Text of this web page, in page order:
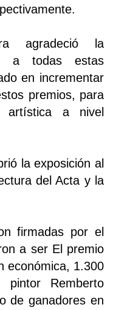
agradeció la
a todas estas
en incrementar
premios, para
artística a nivel
la exposición al
del Acta y la
firmadas por el
a ser El premio
económica, 1.300
Remberto
de ganadores en